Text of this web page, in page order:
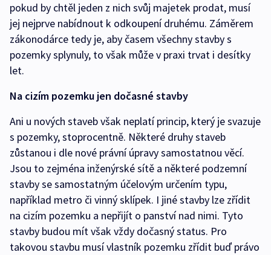
pokud by chtěl jeden z nich svůj majetek prodat, musí
jej nejprve nabídnout k odkoupení druhému. Záměrem
zákonodárce tedy je, aby časem všechny stavby s
pozemky splynuly, to však může v praxi trvat i desítky
let.
Na cizím pozemku jen dočasné stavby
Ani u nových staveb však neplatí princip, který je svazuje
s pozemky, stoprocentně. Některé druhy staveb
zůstanou i dle nové právní úpravy samostatnou věcí.
Jsou to zejména inženýrské sítě a některé podzemní
stavby se samostatným účelovým určením typu,
například metro či vinný sklípek. I jiné stavby lze zřídit
na cizím pozemku a nepřijít o panství nad nimi. Tyto
stavby budou mít však vždy dočasný status. Pro
takovou stavbu musí vlastník pozemku zřídit buď právo